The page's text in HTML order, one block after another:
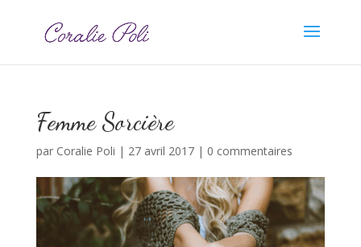
Femme Sorcière
par Coralie Poli | 27 avril 2017| 0 commentaires